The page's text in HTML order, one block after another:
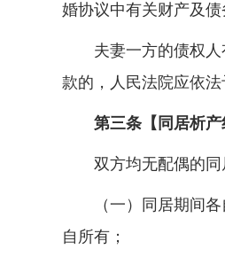
婚协议中有关财产及
夫妻一方的债权人有
款的，人民法院应依法
第三条【同居析产
双方均无配偶的同居
（一）同居期间各自
自所有；